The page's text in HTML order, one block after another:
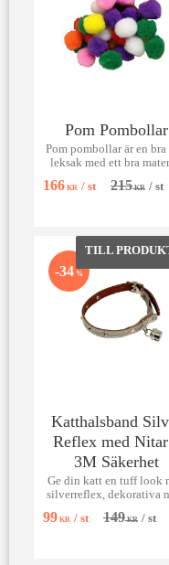
Pom Pombollar
Pom pombollar är en
leksak med ett bra
166KR / st 215KR / st
Katthalsband
Reflex med
3M Säkerhet
Ge din katt en tuff look
silverreflex, dekorativa
99KR / st 149KR / st
34 %